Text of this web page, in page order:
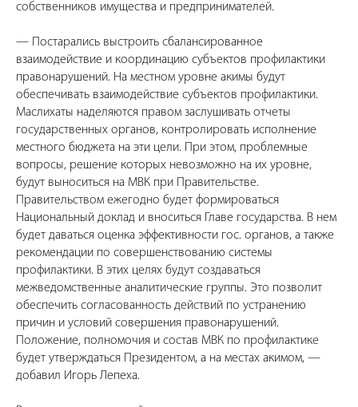
собственников имущества и предпринимателей.
— Постарались выстроить сбалансированное
взаимодействие и координацию субъектов профилактики
правонарушений. На местном уровне акимы будут
обеспечивать взаимодействие субъектов профилактики.
Маслихаты наделяются правом заслушивать отчеты
государственных органов, контролировать исполнение
местного бюджета на эти цели. При этом, проблемные
вопросы, решение которых невозможно на их уровне,
будут выноситься на МВК при Правительстве.
Правительством ежегодно будет формироваться
Национальный доклад и вноситься Главе государства. В нем
будет даваться оценка эффективности гос. органов, а также
рекомендации по совершенствованию системы
профилактики. В этих целях будут создаваться
межведомственные аналитические группы. Это позволит
обеспечить согласованность действий по устранению
причин и условий совершения правонарушений.
Положение, полномочия и состав МВК по профилактике
будет утверждаться Президентом, а на местах акимом, —
добавил Игорь Лепеха.